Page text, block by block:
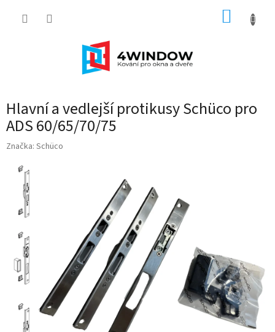
Hlavní a vedlejší protikusy Schüco pro
ADS 60/65/70/75
Značka: Schüco